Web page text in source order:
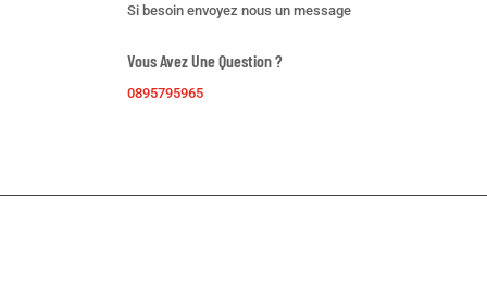
Si besoin envoyez nous un message
Vous Avez Une Question ?
0895795965